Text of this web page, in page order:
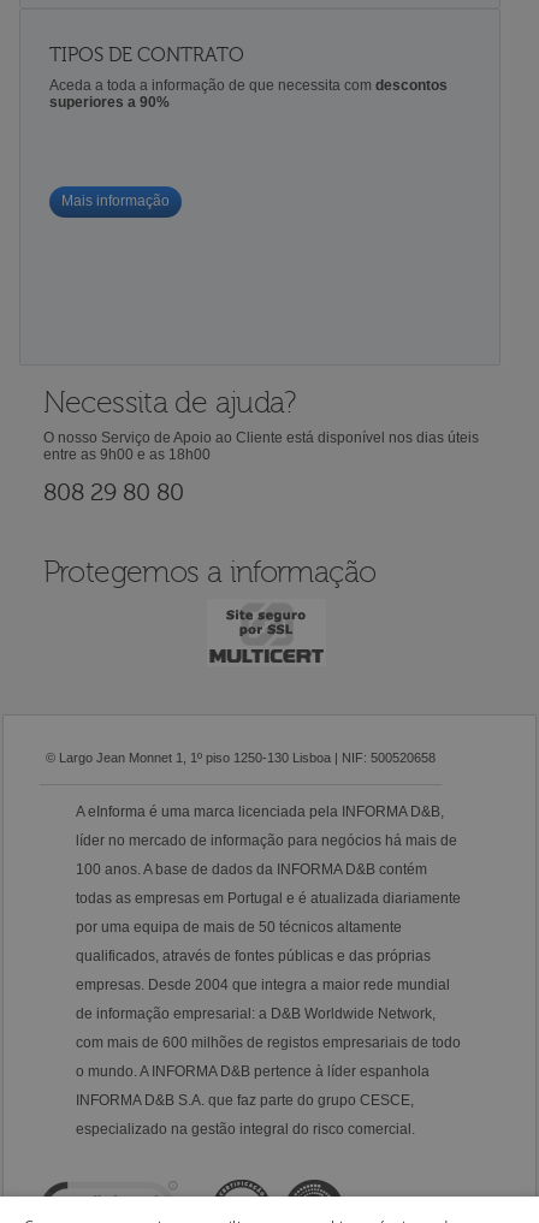
TIPOS DE CONTRATO
Aceda a toda a informação de que necessita com descontos
superiores a 90%
Mais informação
Necessita de ajuda?
O nosso Serviço de Apoio ao Cliente está disponível nos dias úteis
entre as 9h00 e as 18h00
808 29 80 80
Protegemos a informação
© Largo Jean Monnet 1, 1º piso 1250-130 Lisboa | NIF: 500520658
A eInforma é uma marca licenciada pela INFORMA D&B,
líder no mercado de informação para negócios há mais de
100 anos. A base de dados da INFORMA D&B contém
todas as empresas em Portugal e é atualizada diariamente
por uma equipa de mais de 50 técnicos altamente
qualificados, através de fontes públicas e das próprias
empresas. Desde 2004 que integra a maior rede mundial
de informação empresarial: a D&B Worldwide Network,
com mais de 600 milhões de registos empresariais de todo
o mundo. A INFORMA D&B pertence à líder espanhola
INFORMA D&B S.A. que faz parte do grupo CESCE,
especializado na gestão integral do risco comercial.